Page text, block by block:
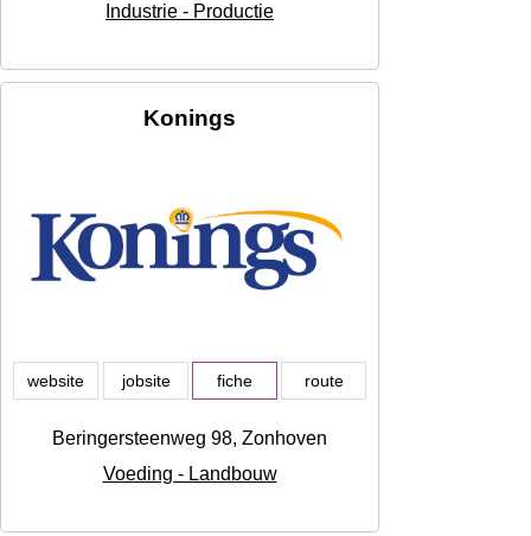
Industrie - Productie
Konings
website jobsite fiche route
Beringersteenweg 98, Zonhoven
Voeding - Landbouw